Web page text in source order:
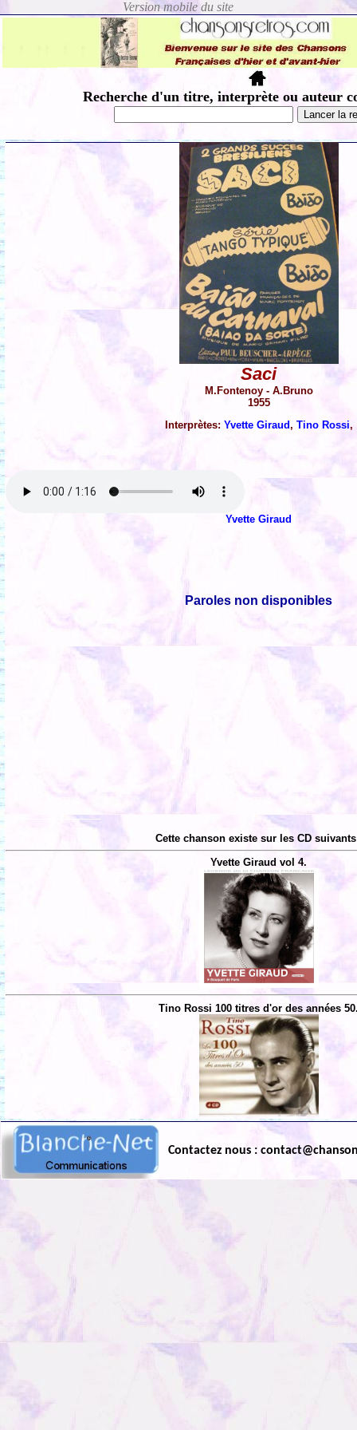
Recherche d'un titre, interprète ou auteur
Saci
M.Fontenoy - A.Bruno
1955
Interprètes: Yvette Giraud, Tino Rossi,
Yvette Giraud
Paroles non disponibles
Cette chanson existe sur les CD
Yvette Giraud vol 4.
Tino Rossi 100 titres d'or des années
Contactez nous :